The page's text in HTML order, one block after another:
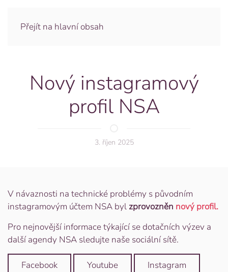
Přejít na hlavní obsah
Nový instagramový
profil NSA
3. říjen 2025
V návaznosti na technické problémy s původním
instagramovým účtem NSA byl zprovozněn nový profil.
Pro nejnovější informace týkající se dotačních výzev a
další agendy NSA sledujte naše sociální sítě.
Facebook Youtube
Instagram